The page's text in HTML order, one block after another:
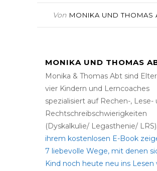
Von MONIKA UND THOMAS
MONIKA UND THOMAS
Monika & Thomas Abt sind
vier Kindern und Lerncoaches
spezialisiert auf Rechen-, Lese-
Rechtschreibschwierigkeiten
(Dyskalkulie/ Legasthenie/ LRS).
ihrem kostenlosen E-Book
7 liebevolle Wege, mit denen
Kind noch heute neu ins Lesen